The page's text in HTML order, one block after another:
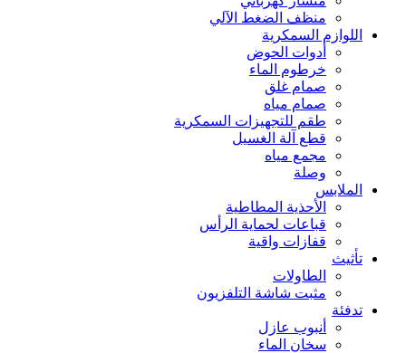
منظف الضغط الآلي
اللوازم السمكرية
أدوات الحوض
خرطوم الماء
صمام غلق
صمام مياه
طقم للتجهيزات السمكرية
قطع آلة الغسيل
مجمع مياه
وصلة
الملابس
الأحذية المطاطية
قباعات لحماية الرأس
قفازات واقية
تأثيث
الطاولات
مثبت شاشة التلفزيون
تدفئة
أنبوب عازل
سخان الماء